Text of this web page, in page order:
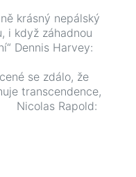
krásný nepálský
i když záhadnou
Dennis Harvey:
se zdálo, že
transcendence,
Nicolas Rapold: